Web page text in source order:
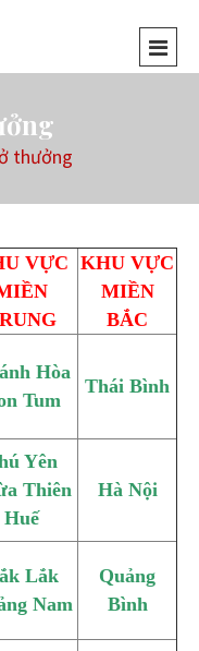
thưởng
VỰC
KHU VỰC
MIỀN
BẮC
Hòa
Tum
Thái Bình
Yên
Thiên
Huế
Hà Nội
Lắk
Nam
Quảng
Bình